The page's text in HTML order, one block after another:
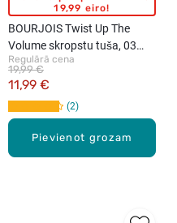
Pievienot grozam
19,99 eiro!
BOURJOIS Twist Up The
Volume skropstu tuša, 03
Ultra Blue, 8ml
Regulārā cena
11,99 €
19,99 €
2